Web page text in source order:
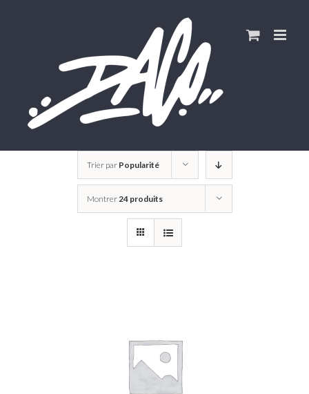
Trier par Popularité
Montrer24 produits